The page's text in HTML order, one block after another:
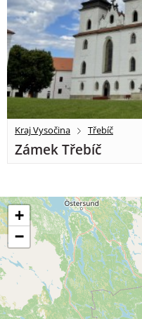
Kraj Vysočina Třebíč
Zámek Třebíč
+
−